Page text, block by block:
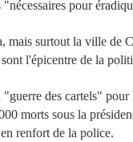
"nécessaires pour
mais surtout la ville de
l'épicentre de la
des cartels"
morts sous la
renfort de la police.